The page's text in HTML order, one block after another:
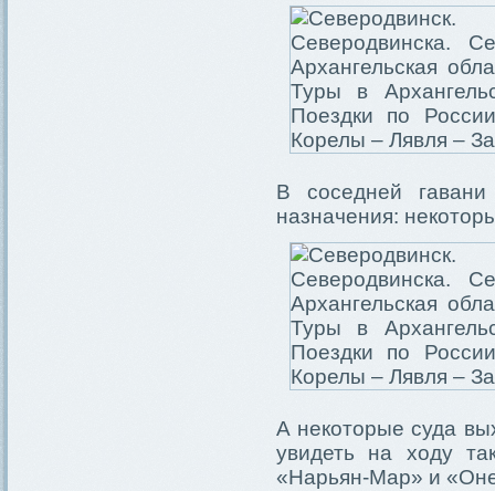
В соседней
назначения:
А некоторые суда
увидеть на ходу
«Нарьян-Мар» и